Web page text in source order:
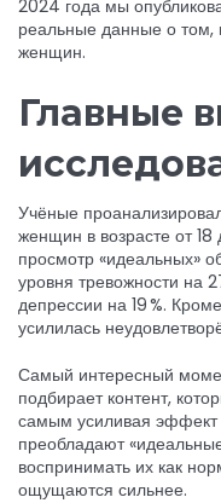
2024 года мы
реальные данные о том,
женщин.
Главные
Учёные
женщин в возрасте от 18
просмотр «идеальных»
уровня тревожности на
депрессии на 19 %.
усилилась
Самый интересный
подбирает контент,
самым усиливая эффект
преобладают
воспринимать их как
ощущаются сильнее.